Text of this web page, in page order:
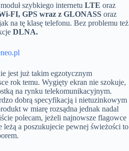
szybkiego internetu LTE oraz
FI, GPS wraz z GLONASS oraz
na tę klasę telefonu. Bez problemu też
DLNA.
jest już takim egzotycznym
rok temu. Wygięty ekran nie szokuje,
na rynku telekomunikacyjnym.
dobrą specyfikacją i nietuzinkowym
w miarę rozsądna jednak nadal
polecam, jeżeli najnowsze flagowce
a poszukujecie pewnej świeżości to